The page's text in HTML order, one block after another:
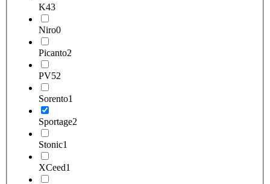
K43
Niro0
Picanto2
PV52
Sorento1
Sportage2
Stonic1
XCeed1